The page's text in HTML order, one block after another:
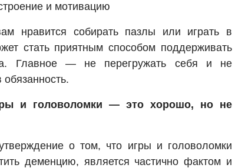
и мотивацию
нравится собирать пазлы или играть в
стать приятным способом поддерживать
Главное — не перегружать себя и не
и головоломки — это хорошо, но не
о том, что игры и головоломки
деменцию, является частично фактом и